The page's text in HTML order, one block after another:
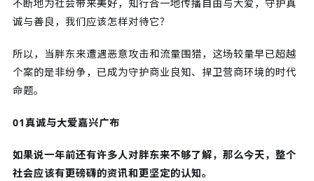
不断地为社会带来美好，知行合一地传播自由与大爱，守护真
诚与善良，我们应该怎样对待它？
所以，当胖东来遭遇恶意攻击和流量围猎，这场较量早已超越
个案的是非纷争，已成为守护商业良知、捍卫营商环境的时代
命题。
01真诚与大爱嘉兴广布
如果说一年前还有许多人对胖东来不够了解，那么今天，整个
社会应该有更磅礴的资讯和更坚定的认知。